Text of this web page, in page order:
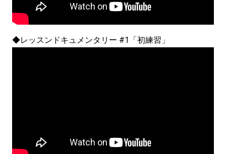
◆レッスンドキュメンタリー #1「初練習」